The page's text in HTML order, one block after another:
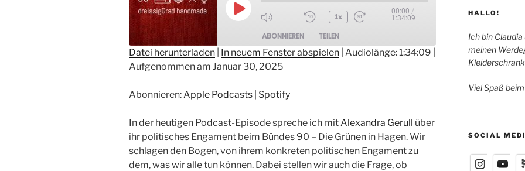
Play
1x
00:00 /
1:34:09
ABONNIEREN TEILEN
Apple Podcasts Spotify
RSS FEED
TEILEN
LINK
EMBED
Datei herunterladen In neuem Fenster abspielen Audiolänge: 1:34:09
Aufgenommen am Januar 30, 2025
Abonnieren: Apple Podcasts Spotify
In der heutigen Podcast-Episode spreche ich mit Alexandra Gerull über
ihr politisches Engament beim Bündes 90 – Die Grünen in Hagen. Wir
schlagen den Bogen, von ihrem konkreten politischen Engament zu
dem, was wir alle tun können. Dabei stellen wir auch die Frage, ob
HALLO!
Ich bin
meinen
Viel Spaß
SOCIAL